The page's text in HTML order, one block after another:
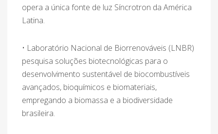
opera a única fonte de luz Síncrotron da América
Latina.
• Laboratório Nacional de Biorrenováveis (LNBR)
pesquisa soluções biotecnológicas para o
desenvolvimento sustentável de biocombustíveis
avançados, bioquímicos e biomateriais,
empregando a biomassa e a biodiversidade
brasileira.